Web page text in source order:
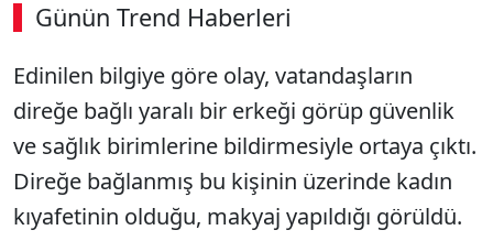
Günün Trend Haberleri
00:02 / 09:08
Sesi Aç
Edinilen bilgiye göre olay, vatandaşların
direğe bağlı yaralı bir erkeği görüp güvenlik
ve sağlık birimlerine bildirmesiyle ortaya çıktı.
Direğe bağlanmış bu kişinin üzerinde kadın
kıyafetinin olduğu, makyaj yapıldığı görüldü.